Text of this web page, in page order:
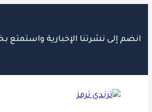
انضم إلى نشرتنا الإخبارية واستمتع بخصم 10٪ على